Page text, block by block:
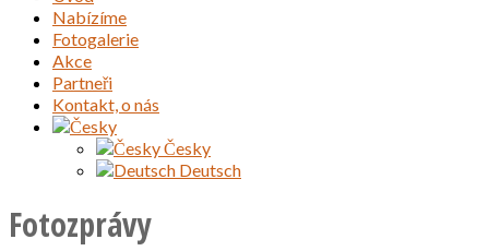
Nabízíme
Fotogalerie
Akce
Partneři
Kontakt, o nás
Česky
Deutsch
Fotozprávy